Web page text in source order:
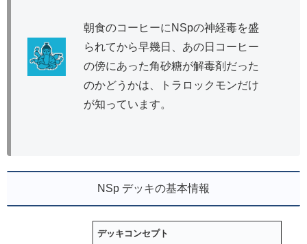
朝食のコーヒーにNSpの神経毒を盛
られてから早幾日、あの日コーヒー
の傍にあった角砂糖が解毒剤だった
のかどうかは、トラロックモンだけ
が知っています。
NSp デッキの基本情報
デッキコンセプト